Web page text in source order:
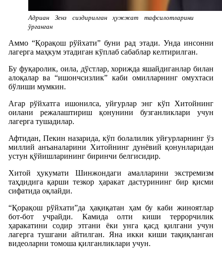
Адриан Зенз сиздирилган ҳужжат тафсилотларини
ўрганган
Аммо “Қорақош рўйхати” буни рад этади. Унда инсонни
лагерга маҳкум этадиган кўплаб сабаблар келтирилган.
Бу фуқаролик, оила, дўстлар, хорижда яшайдиганлар билан
алоқалар ва “ишончсизлик” каби омилларнинг омухтаси
бўлиши мумкин.
Агар рўйхатга ишонилса, уйғурлар энг кўп Хитойнинг
оилани режалаштириш қонунини бузганликлари учун
лагерга тушадилар.
Афтидан, Пекин назарида, кўп болалилик уйғурларнинг ўз
миллий анъаналарини Хитойнинг дунёвий қонунларидан
устун қўйишларининг биринчи белгисидир.
Хитой ҳукумати Шинжондаги амалларини экстремизм
таҳдидига қарши тезкор ҳаракат дастурининг бир қисми
сифатида оқлайди.
“Қорақош рўйхати”да ҳақиқатан ҳам бу каби жиноятлар
бот-бот учрайди. Камида олти киши террорчилик
ҳаракатини содир этгани ёки унга қасд қилгани учун
лагерга тушгани айтилган. Яна икки киши тақиқланган
видеоларни томоша қилганликлари учун.